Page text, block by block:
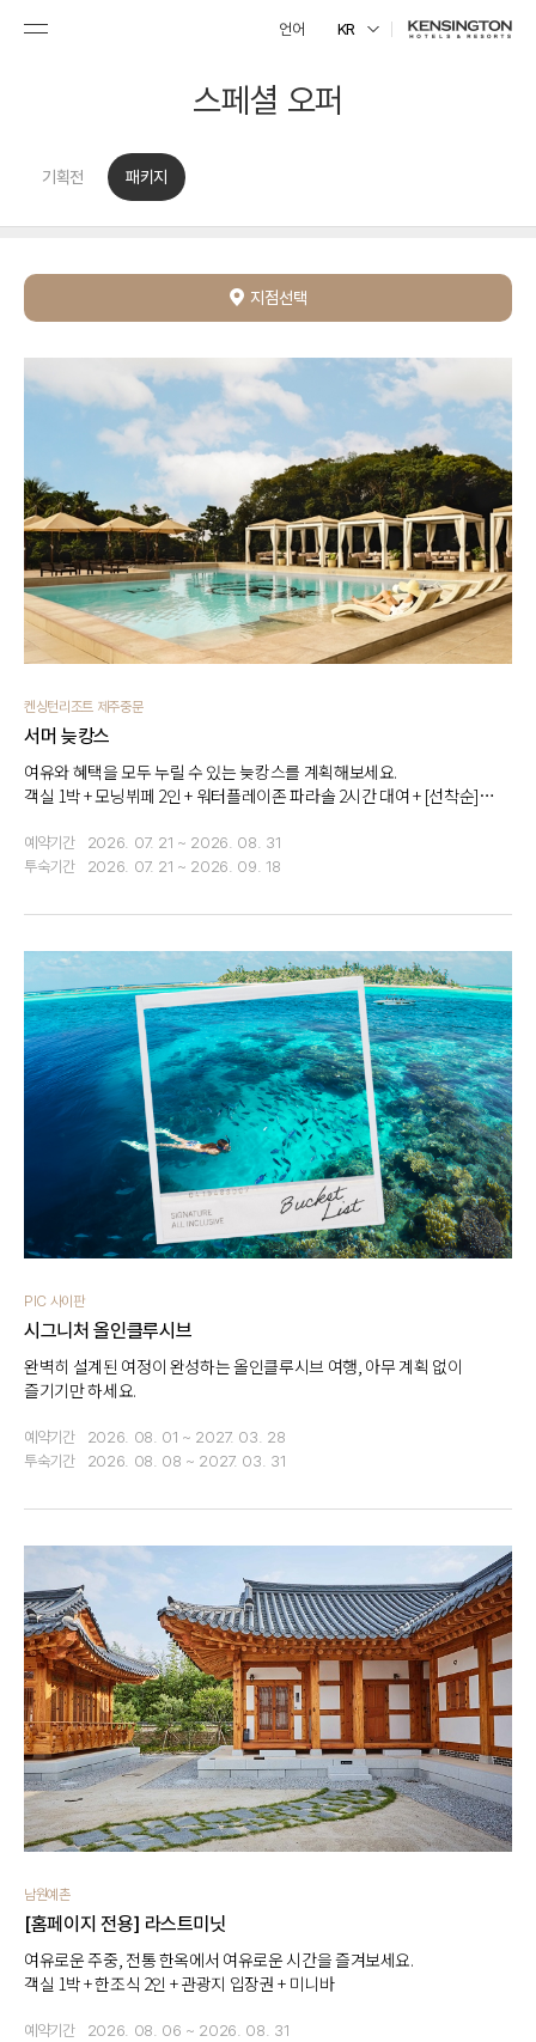
언어 KR
스페셜 오퍼
기획전 패키지
지점선택
켄싱턴리조트 제주중문
서머 늦캉스
여유와 혜택을 모두 누릴 수 있는 늦캉스를 계획해보세요.
객실 1박 + 모닝뷔페 2인 + 워터플레이존 파라솔 2시간 대여 + [선착순]
예약기간
2026. 07. 21 ~ 2026. 08. 31
투숙기간
2026. 07. 21 ~ 2026. 09. 18
PIC 사이판
시그니처 올인클루시브
완벽히 설계된 여정이 완성하는 올인클루시브 여행, 아무 계획 없이
즐기기만 하세요.
예약기간
2026. 08. 01 ~ 2027. 03. 28
투숙기간
2026. 08. 08 ~ 2027. 03. 31
남원예촌
[홈페이지 전용] 라스트미닛
여유로운 주중, 전통 한옥에서 여유로운 시간을 즐겨보세요.
객실 1박 + 한조식 2인 + 관광지 입장권 + 미니바
예약기간
2026. 08. 06 ~ 2026. 08. 31